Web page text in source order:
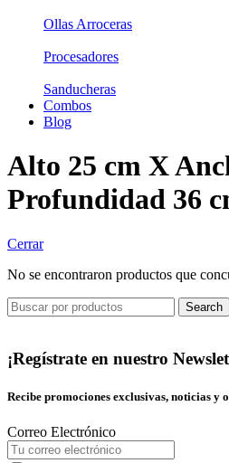
Ollas Arroceras
Procesadores
Sanducheras
Combos
Blog
Alto 25 cm X
Profundidad 36
Cerrar
No se encontraron productos que
Search
¡Regístrate en nuestro
Recibe promociones exclusivas, noticias y
Correo Electrónico